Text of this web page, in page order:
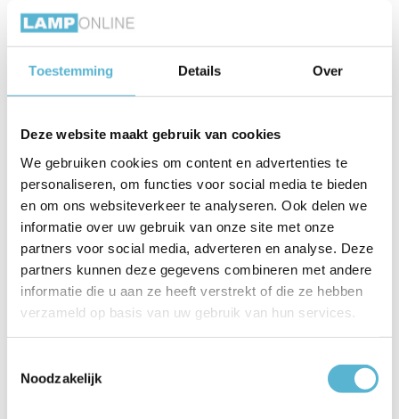
Toestemming Details Over
Deze website maakt gebruik van cookies
We gebruiken cookies om content en advertenties te
personaliseren, om functies voor social media te bieden
en om ons websiteverkeer te analyseren. Ook delen we
informatie over uw gebruik van onze site met onze
partners voor social media, adverteren en analyse. Deze
partners kunnen deze gegevens combineren met andere
informatie die u aan ze heeft verstrekt of die ze hebben
verzameld op basis van uw gebruik van hun services.
Noodzakelijk
allure met Tachina. De cilindrische voet, uitgevoerd in hout,
ondersteunt een elegante lampkap in linnen. Het resultaat? Een
warm, diffuus licht dat je ruimte in een intieme sfeer laat baden.
Tachina geeft je woonkamer, praktijkruimte, kantoor of
Productspecificaties
Artikelnummer 06525/81/70
EAN 5411212061508
Leverancier Lucide